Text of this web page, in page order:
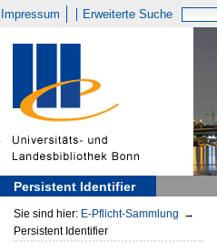
Impressum Erweiterte Suche
Persistent Identifier
Sie sind hier: E-Pflicht-Sammlung →
Persistent Identifier